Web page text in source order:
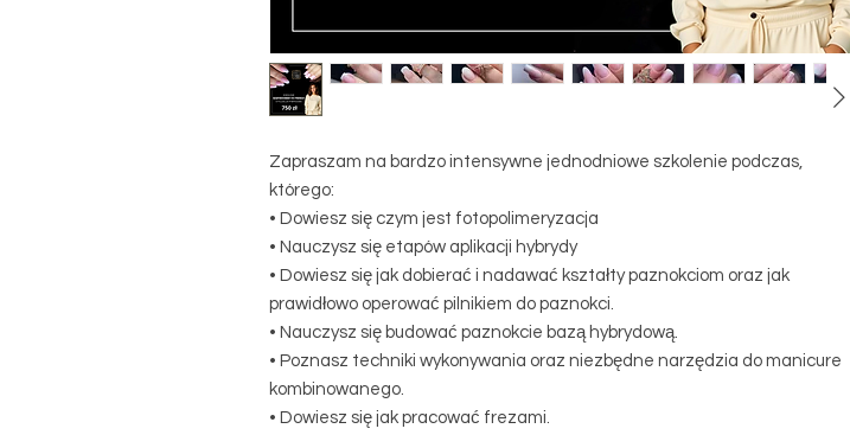
Zapraszam na bardzo intensywne jednodniowe szkolenie podczas,
którego:
• Dowiesz się czym jest fotopolimeryzacja
• Nauczysz się etapów aplikacji hybrydy
• Dowiesz się jak dobierać i nadawać kształty paznokciom oraz jak
prawidłowo operować pilnikiem do paznokci.
• Nauczysz się budować paznokcie bazą hybrydową.
• Poznasz techniki wykonywania oraz niezbędne narzędzia do manicure
kombinowanego.
• Dowiesz się jak pracować frezami.